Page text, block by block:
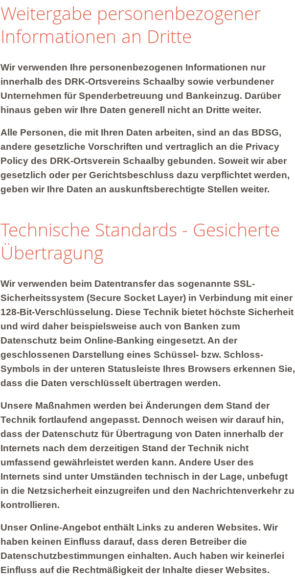
Weitergabe personenbezogener
Informationen an Dritte
Wir verwenden Ihre personenbezogenen Informationen nur
innerhalb des DRK-Ortsvereins Schaalby sowie verbundener
Unternehmen für Spenderbetreuung und Bankeinzug. Darüber
hinaus geben wir Ihre Daten generell nicht an Dritte weiter.
Alle Personen, die mit Ihren Daten arbeiten, sind an das BDSG,
andere gesetzliche Vorschriften und vertraglich an die Privacy
Policy des DRK-Ortsverein Schaalby gebunden. Soweit wir aber
gesetzlich oder per Gerichtsbeschluss dazu verpflichtet werden,
geben wir Ihre Daten an auskunftsberechtigte Stellen weiter.
Technische Standards - Gesicherte
Übertragung
Wir verwenden beim Datentransfer das sogenannte SSL-
Sicherheitssystem (Secure Socket Layer) in Verbindung mit einer
128-Bit-Verschlüsselung. Diese Technik bietet höchste Sicherheit
und wird daher beispielsweise auch von Banken zum
Datenschutz beim Online-Banking eingesetzt. An der
geschlossenen Darstellung eines Schüssel- bzw. Schloss-
Symbols in der unteren Statusleiste Ihres Browsers erkennen Sie,
dass die Daten verschlüsselt übertragen werden.
Unsere Maßnahmen werden bei Änderungen dem Stand der
Technik fortlaufend angepasst. Dennoch weisen wir darauf hin,
dass der Datenschutz für Übertragung von Daten innerhalb der
Internets nach dem derzeitigen Stand der Technik nicht
umfassend gewährleistet werden kann. Andere User des
Internets sind unter Umständen technisch in der Lage, unbefugt
in die Netzsicherheit einzugreifen und den Nachrichtenverkehr zu
kontrollieren.
Unser Online-Angebot enthält Links zu anderen Websites. Wir
haben keinen Einfluss darauf, dass deren Betreiber die
Datenschutzbestimmungen einhalten. Auch haben wir keinerlei
Einfluss auf die Rechtmäßigkeit der Inhalte dieser Websites.